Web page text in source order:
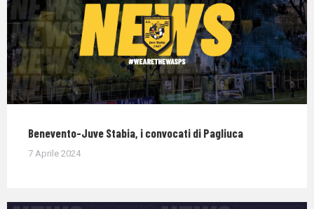
Benevento-Juve Stabia, i convocati di Pagliuca
7 Aprile 2024